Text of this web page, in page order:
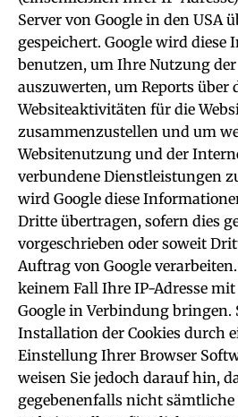
Server von Google in den USA
gespeichert. Google wird diese
benutzen, um Ihre Nutzung der
auszuwerten, um Reports über
Websiteaktivitäten für die
zusammenzustellen und um
Websitenutzung und der
verbundene Dienstleistungen
wird Google diese
Dritte übertragen, sofern dies
vorgeschrieben oder soweit
Auftrag von Google
keinem Fall Ihre IP-Adresse
Google in Verbindung bringen.
Installation der Cookies durch
Einstellung Ihrer Browser
weisen Sie jedoch darauf hin,
gegebenenfalls nicht